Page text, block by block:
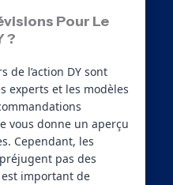
Pour Le
?
de l’action DY sont
experts et les modèles
vous donne un aperçu
Cependant, les
pas des
important de